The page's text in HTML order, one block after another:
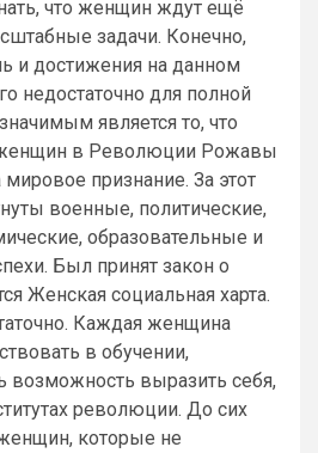
что женщин ждут ещё
задачи. Конечно,
и достижения на данном
недостаточно для полной
является то, что
женщин в Революции Рожавы
мировое признание. За этот
военные, политические,
образовательные и
Был принят закон о
Женская социальная харта.
Каждая женщина
в обучении,
возможность выразить себя,
революции. До сих
которые не